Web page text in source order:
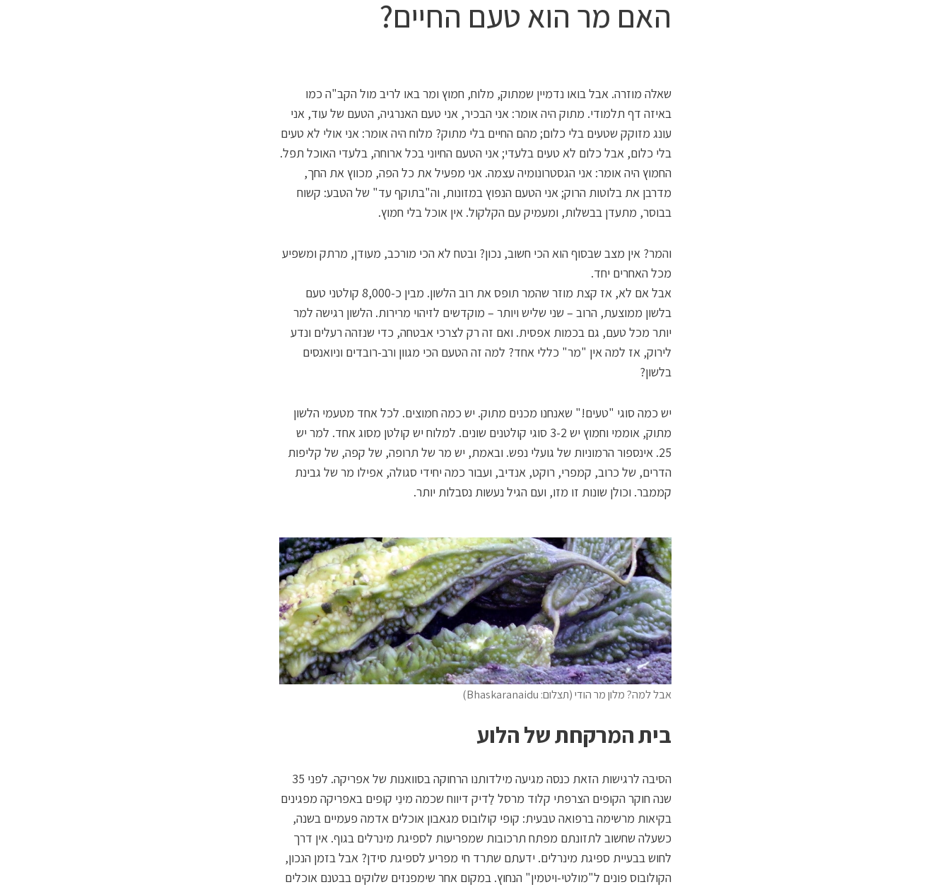
האם מר הוא טעם החיים?
שאלה מוזרה. אבל בואו נדמיין שמתוק, מלוח, חמוץ ומר באו לריב מול הקב"ה כמו
באיזה דף תלמודי. מתוק היה אומר: אני הבכיר, אני טעם האנרגיה, הטעם של עוד, אני
עונג מזוקק שטעים בלי כלום; מהם החיים בלי מתוק? מלוח היה אומר: אני אולי לא טעים
בלי כלום, אבל כלום לא טעים בלעדי; אני הטעם החיוני בכל ארוחה, בלעדי האוכל תפל.
החמוץ היה אומר: אני הגסטרונומיה עצמה. אני מפעיל את כל הפה, מכווץ את החך,
מדרבן את בלוטות הרוק; אני הטעם הנפוץ במזונות, וה"בתוקף עד" של הטבע: קשוח
בבוסר, מתעדן בבשלות, ומעמיק עם הקלקול. אין אוכל בלי חמוץ.
והמר? אין מצב שבסוף הוא הכי חשוב, נכון? ובטח לא הכי מורכב, מעודן, מרתק ומשפיע
מכל האחרים יחד.
אבל אם לא, אז קצת מוזר שהמר תופס את רוב הלשון. מבין כ-8,000 קולטני טעם
בלשון ממוצעת, הרוב – שני שליש ויותר – מוקדשים לזיהוי מרירות. הלשון רגישה למר
יותר מכל טעם, גם בכמות אפסית. ואם זה רק לצרכי אבטחה, כדי שנזהה רעלים ונדע
לירוק, אז למה אין "מר" כללי אחד? למה זה הטעם הכי מגוון ורב-רובדים וניואנסים
בלשון?
יש כמה סוגי "טעים!" שאנחנו מכנים מתוק. יש כמה חמוצים. לכל אחד מטעמי הלשון
מתוק, אוממי וחמוץ יש 3-2 סוגי קולטנים שונים. למלוח יש קולטן מסוג אחד. למר יש
25. אינספור הרמוניות של גועלי נפש. ובאמת, יש מר של תרופה, של קפה, של קליפות
הדרים, של כרוב, קמפרי, רוקט, אנדיב, ועבור כמה יחידי סגולה, אפילו מר של גבינת
קממבר. וכולן שונות זו מזו, ועם הגיל נעשות נסבלות יותר.
אבל למה? מלון מר הודי (תצלום: Bhaskaranaidu)
בית המרקחת של הלוע
הסיבה לרגישות הזאת כנסה מגיעה מילדותנו הרחוקה בסוואנות של אפריקה. לפני 35
שנה חוקר הקופים הצרפתי קלוד מרסל לַדיק דיווח שכמה מינֵי קופים באפריקה מפגינים
בקיאות מרשימה ברפואה טבעית: קופי קולובוס מגאבון אוכלים אדמה פעמיים בשנה,
כשעלה שחשוב לתזונתם מפתח תרכובות שמפריעות לספיגת מינרלים בגוף. אין דרך
לחוש בבעיית ספיגת מינרלים. ידעתם שתרד חי מפריע לספיגת סידן? אבל בזמן הנכון,
הקולובוס פונים ל"מולטי-ויטמין" הנחוץ. במקום אחר שימפנזים שלוקים בבטנם אוכלים